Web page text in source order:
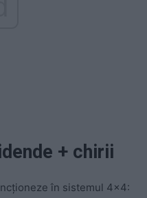
+ chirii
în sistemul 4×4: